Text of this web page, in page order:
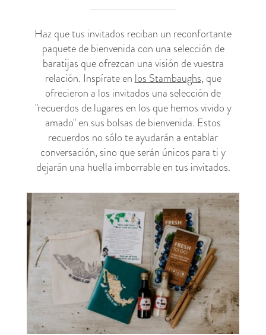
Haz que tus invitados reciban un reconfortante
paquete de bienvenida con una selección de
baratijas que ofrezcan una visión de vuestra
relación. Inspírate en los Stambaughs, que
ofrecieron a los invitados una selección de
"recuerdos de lugares en los que hemos vivido y
amado" en sus bolsas de bienvenida. Estos
recuerdos no sólo te ayudarán a entablar
conversación, sino que serán únicos para ti y
dejarán una huella imborrable en tus invitados.